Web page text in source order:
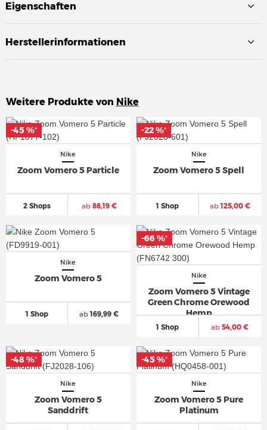
Eigenschaften
Herstellerinformationen
Weitere Produkte von Nike
Nike
Zoom Vomero 5 Particle
2 Shops ab88,19 €
-45 %*
-45 %*
Nike
Zoom Vomero 5 Spell
1 Shop ab125,00 €
-22 %*
-22 %*
Nike
Zoom Vomero 5
1 Shop ab169,99 €
Nike
Zoom Vomero 5 Vintage
Green Chrome Orewood
Hemp
1 Shop ab 54,00 €
-66 %*
-66 %*
Nike
Zoom Vomero 5
Sanddrift
-48 %*
-48 %*
Nike
Zoom Vomero 5 Pure
Platinum
-45 %*
-45 %*